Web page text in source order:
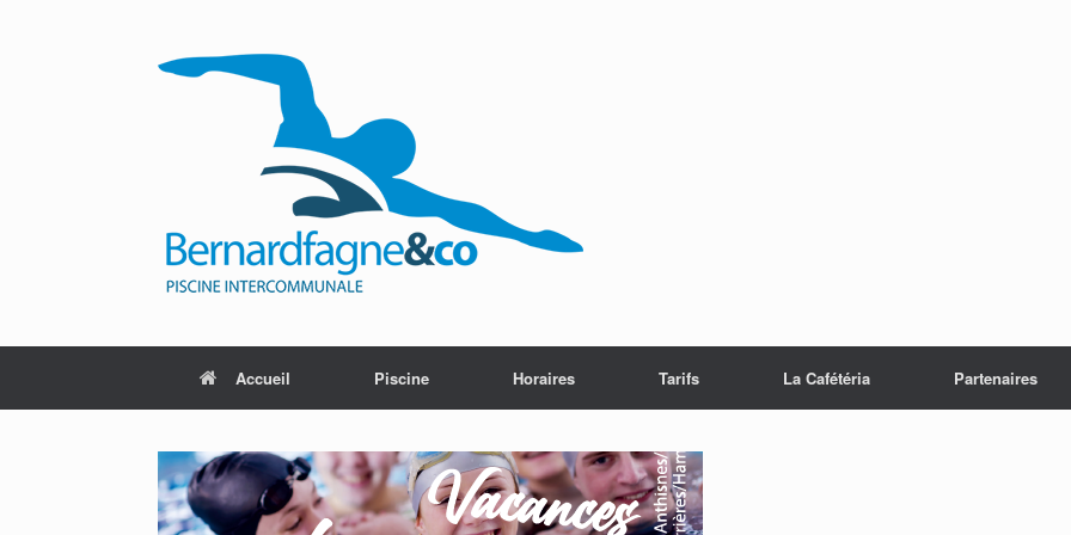
Accueil Piscine Horaires Tarifs La Cafétéria Partenaires